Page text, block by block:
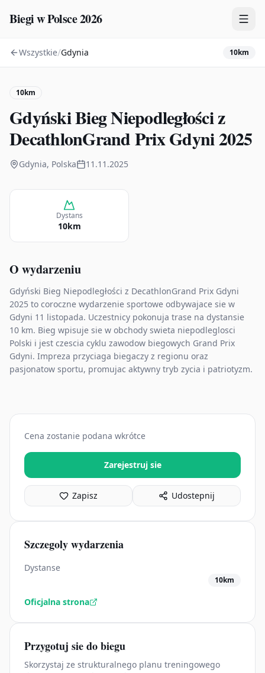
Biegi w Polsce 2026
Zawody
Kalendarz
Wszystkie/Gdynia 10km
10km
Gdyński Bieg Niepodległości z
DecathlonGrand Prix Gdyni 2025
Gdynia, Polska 11.11.2025
Dystans
10km
O wydarzeniu
Gdyński Bieg Niepodległości z DecathlonGrand Prix Gdyni
2025 to coroczne wydarzenie sportowe odbywajace sie w
Gdyni 11 listopada. Uczestnicy pokonuja trase na dystansie
10 km. Bieg wpisuje sie w obchody swieta niepodleglosci
Polski i jest czescia cyklu zawodow biegowych Grand Prix
Gdyni. Impreza przyciaga biegaczy z regionu oraz
pasjonatow sportu, promujac aktywny tryb zycia i patriotyzm.
Cena zostanie podana wkrótce
Zarejestruj sie
Zapisz Udostepnij
Szczegoly wydarzenia
Dystanse
10km
Oficjalna strona
Przygotuj sie do biegu
Skorzystaj ze strukturalnego planu treningowego